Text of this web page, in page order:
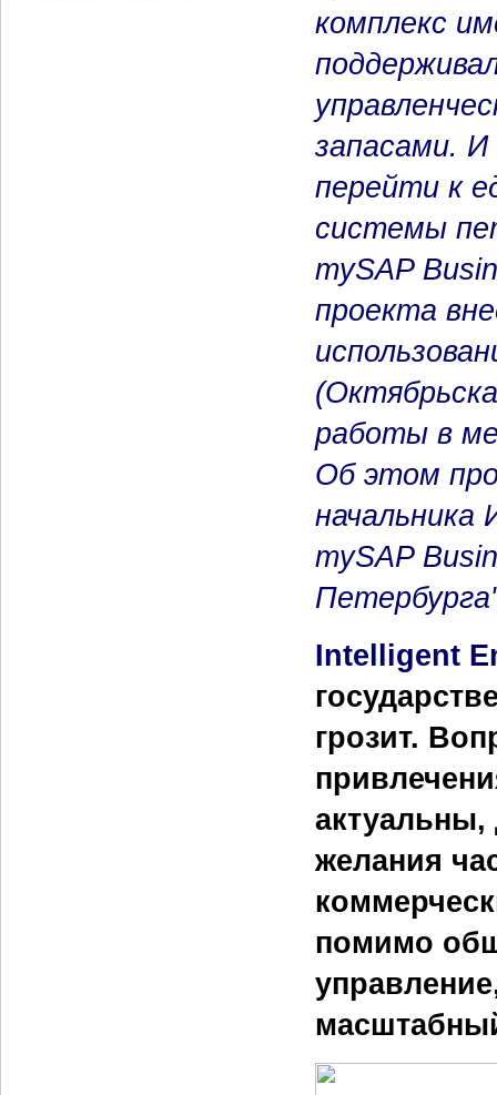
комплекс
запасами.
перейти к
системы
mySAP
проекта
работы в
Об этом
начальника
mySAP
Intelligent
грозит.
актуальны,
желания
помимо